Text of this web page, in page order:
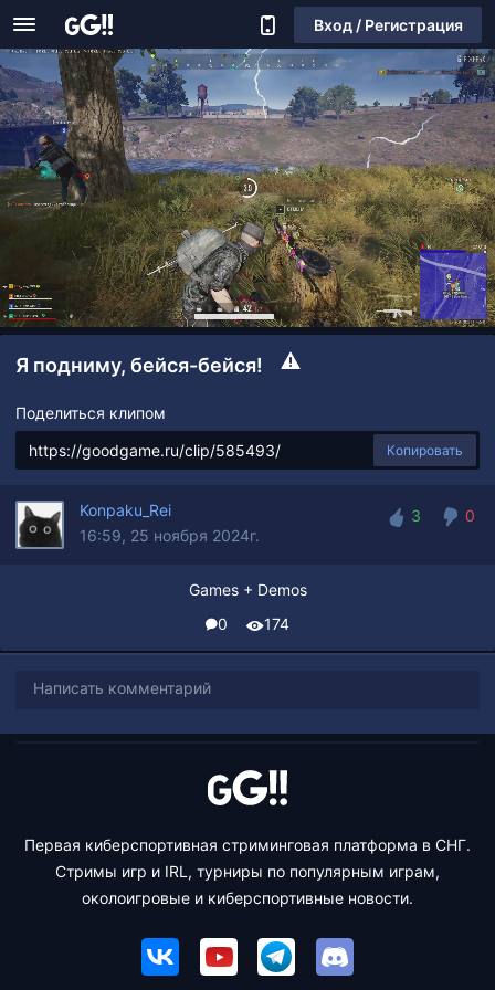
Вход / Регистрация
Я подниму, бейся-бейся!
Поделиться клипом
Копировать
Konpaku_Rei
16:59, 25 ноября 2024г.
3
0
Games + Demos
0
174
Написать комментарий
Первая киберспортивная стриминговая платформа в СНГ.
Стримы игр и IRL, турниры по популярным играм,
околоигровые и киберспортивные новости.